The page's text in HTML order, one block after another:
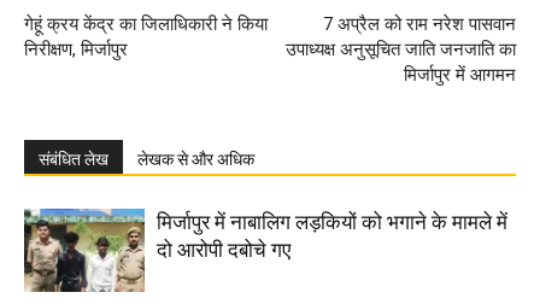
गेहूं क्रय केंद्र का जिलाधिकारी ने किया
निरीक्षण, मिर्जापुर
7 अप्रैल को राम नरेश पासवान
उपाध्यक्ष अनुसूचित जाति जनजाति का
मिर्जापुर में आगमन
संबंधित लेख लेखक से और अधिक
मिर्जापुर में नाबालिग लड़कियों को भगाने के मामले में
दो आरोपी दबोचे गए